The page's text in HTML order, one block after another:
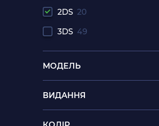
2DS 20
3DS 49
МОДЕЛЬ
ВИДАННЯ